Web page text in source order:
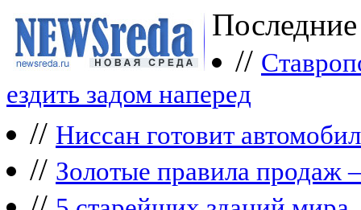
//
ездить задом наперед
// Ниссан готовит
// Зoлoтые прaвилa продаж